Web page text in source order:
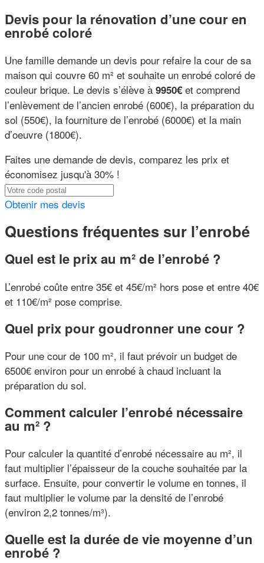
Devis pour la rénovation d’une cour en
enrobé coloré
Une famille demande un devis pour refaire la cour de sa
maison qui couvre 60 m² et souhaite un enrobé coloré de
couleur brique. Le devis s’élève à 9950€ et comprend
l’enlèvement de l’ancien enrobé (600€), la préparation du
sol (550€), la fourniture de l’enrobé (6000€) et la main
d’oeuvre (1800€).
Faites une demande de devis, comparez les prix et
économisez jusqu'à 30% !
Obtenir mes devis
Questions fréquentes sur l’enrobé
Quel est le prix au m² de l’enrobé ?
L’enrobé coûte entre 35€ et 45€/m² hors pose et entre 40€
et 110€/m² pose comprise.
Quel prix pour goudronner une cour ?
Pour une cour de 100 m², il faut prévoir un budget de
6500€ environ pour un enrobé à chaud incluant la
préparation du sol.
Comment calculer l’enrobé nécessaire
au m² ?
Pour calculer la quantité d’enrobé nécessaire au m², il
faut multiplier l’épaisseur de la couche souhaitée par la
surface. Ensuite, pour convertir le volume en tonnes, il
faut multiplier le volume par la densité de l’enrobé
(environ 2,2 tonnes/m³).
Quelle est la durée de vie moyenne d’un
enrobé ?